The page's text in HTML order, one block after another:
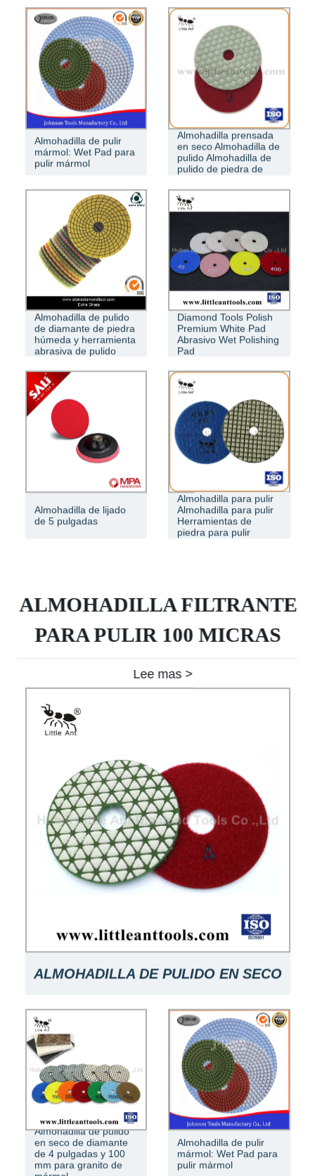
ANT ES HÚMEDA CIRCULAR PARA
PULIR MÁRMOL, GRANITO
Almohadilla de pulir
mármol: Wet Pad para
pulir mármol
Almohadilla prensada
en seco Almohadilla de
pulido Almohadilla de
pulido de piedra de
Almohadilla de pulido
de diamante de piedra
húmeda y herramienta
abrasiva de pulido
Diamond Tools Polish
Premium White Pad
Abrasivo Wet Polishing
Pad
Almohadilla de lijado
de 5 pulgadas
Super 4\\&quot;
Almohadilla para pulir
Almohadilla para pulir
Herramientas de
piedra para pulir
ALMOHADILLA FILTRANTE
PARA PULIR 100 MICRAS
Lee mas >
ALMOHADILLA DE PULIDO EN SECO
DE 4 PULGADAS Y 100 MM PARA
PULIDO DE PIEDRA
Almohadilla de pulido
en seco de diamante
de 4 pulgadas y 100
mm para granito de
Almohadilla de pulir
mármol: Wet Pad para
pulir mármol